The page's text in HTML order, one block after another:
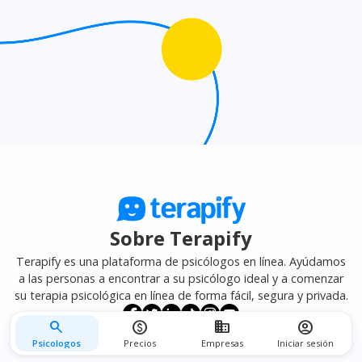
search
Psicologos
monetization_on
Precios
business
Empresas
account_circle
Iniciar sesión
Sobre Terapify
Terapify es una plataforma de psicólogos en línea. Ayúdamos
a las personas a encontrar a su psicólogo ideal y a comenzar
su terapia psicológica en línea de forma fácil, segura y privada.